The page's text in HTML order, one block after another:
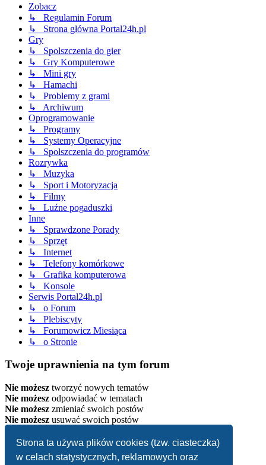
Strona ta używa plików cookies (tzw. ciasteczka)
w celach statystycznych, reklamowych oraz
Zobacz
↳ Regulamin Forum
↳ Strona główna Portal24h.pl
Gry
↳ Spolszczenia do gier
↳ Gry Komputerowe
↳ Mini gry
↳ Hamachi
↳ Problemy z grami
↳ Archiwum
Oprogramowanie
↳ Programy
↳ Systemy Operacyjne
↳ Spolszczenia do programów
Rozrywka
↳ Muzyka
↳ Sport i Motoryzacja
↳ Filmy
↳ Luźne pogaduszki
Inne
↳ Sprawdzone Porady
↳ Sprzęt
↳ Internet
↳ Telefony komórkowe
↳ Grafika komputerowa
↳ Konsole
Serwis Portal24h.pl
↳ o Forum
↳ Plebiscyty
↳ Forumowicz Miesiąca
↳ o Stronie
Twoje uprawnienia na tym forum
Nie możesz tworzyć nowych tematów
Nie możesz odpowiadać w tematach
Nie możesz zmieniać swoich postów
Nie możesz usuwać swoich postów
Strona główna
Strefa czasowaUTC+02:00